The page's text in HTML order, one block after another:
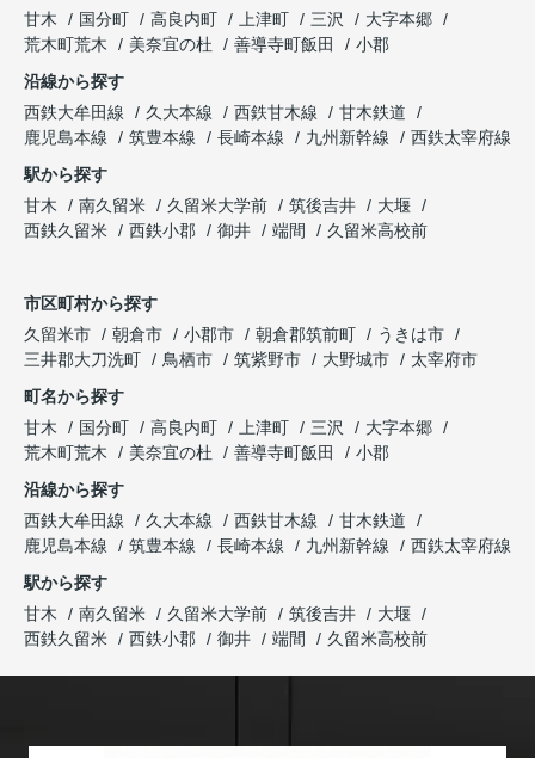
甘木
国分町 高良内町 上津町 三沢
大字本郷
荒木町荒木
美奈宜の杜 善導寺町飯田
小郡
沿線から探す
西鉄大牟田線
久大本線 西鉄甘木線
甘木鉄道
鹿児島本線
筑豊本線 長崎本線 九州新幹線
西鉄太宰府線
駅から探す
甘木
南久留米 久留米大学前 筑後吉井
大堰
西鉄久留米
西鉄小郡 御井 端間 久留米高校前
市区町村から探す
久留米市
朝倉市 小郡市 朝倉郡筑前町
うきは市
三井郡大刀洗町
鳥栖市 筑紫野市 大野城市
太宰府市
町名から探す
甘木
国分町 高良内町 上津町 三沢
大字本郷
荒木町荒木
美奈宜の杜 善導寺町飯田
小郡
沿線から探す
西鉄大牟田線
久大本線 西鉄甘木線
甘木鉄道
鹿児島本線
筑豊本線 長崎本線 九州新幹線
西鉄太宰府線
駅から探す
甘木
南久留米 久留米大学前 筑後吉井
大堰
西鉄久留米
西鉄小郡 御井 端間 久留米高校前